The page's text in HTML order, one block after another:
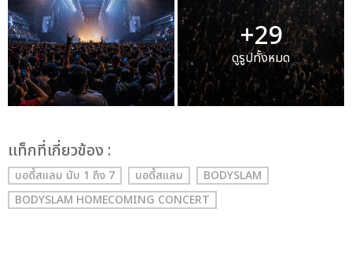
+29
ดูรูปทั้งหมด
เเท็กที่เกี่ยวข้อง :
บอดี้สแลม นับ 1 ถึง 7 บอดี้สแลม
BODYSLAM
BODYSLAM HOMECOMING CONCERT